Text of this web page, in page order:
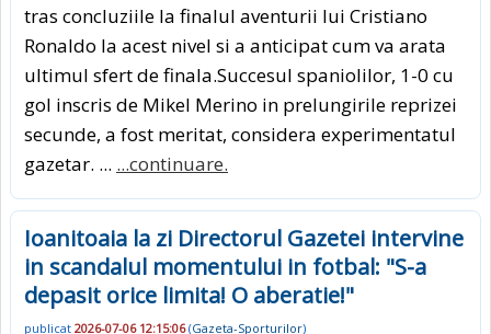
tras concluziile la finalul aventurii lui Cristiano
Ronaldo la acest nivel si a anticipat cum va arata
ultimul sfert de finala.Succesul spaniolilor, 1-0 cu
gol inscris de Mikel Merino in prelungirile reprizei
secunde, a fost meritat, considera experimentatul
gazetar. ... ...continuare.
Ioanitoaia la zi Directorul Gazetei intervine
in scandalul momentului in fotbal: "S-a
depasit orice limita! O aberatie!"
publicat 2026-07-06 12:15:06(Gazeta-Sporturilor)